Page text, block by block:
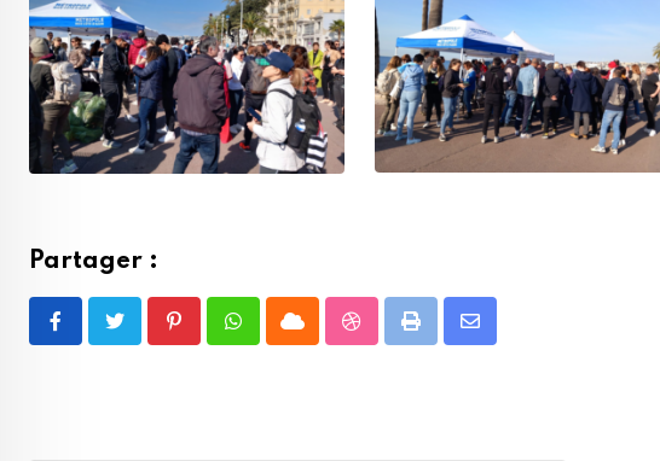
Partager :
PinterestWhatsappCloud StumbleUpon
Print
Share